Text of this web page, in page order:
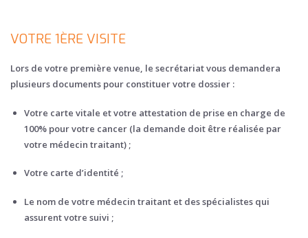
VOTRE 1ÈRE VISITE
Lors de votre première venue, le secrétariat vous demandera
plusieurs documents pour constituer votre dossier :
Votre carte vitale et votre attestation de prise en charge de
100% pour votre cancer (la demande doit être réalisée par
votre médecin traitant) ;
Votre carte d’identité ;
Le nom de votre médecin traitant et des spécialistes qui
assurent votre suivi ;